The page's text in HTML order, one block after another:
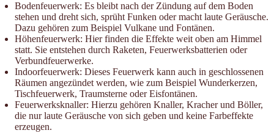
Bodenfeuerwerk: Es bleibt nach der Zündung auf dem Boden
stehen und dreht sich, sprüht Funken oder macht laute Geräusche.
Dazu gehören zum Beispiel Vulkane und Fontänen.
Höhenfeuerwerk: Hier finden die Effekte weit oben am Himmel
statt. Sie entstehen durch Raketen, Feuerwerksbatterien oder
Verbundfeuerwerke.
Indoorfeuerwerk: Dieses Feuerwerk kann auch in geschlossenen
Räumen angezündet werden, wie zum Beispiel Wunderkerzen,
Tischfeuerwerk, Traumsterne oder Eisfontänen.
Feuerwerksknaller: Hierzu gehören Knaller, Kracher und Böller,
die nur laute Geräusche von sich geben und keine Farbeffekte
erzeugen.